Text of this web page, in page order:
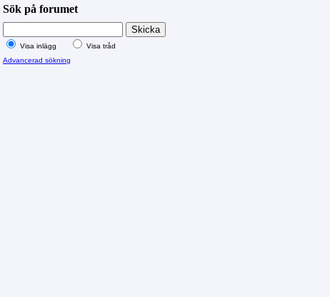
Sök på forumet
Visa inlägg
Visa tråd
Advancerad sökning